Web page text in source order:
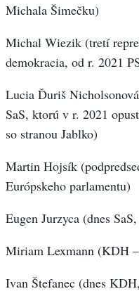
Michala Šimečku)
Michal Wiezik (tretí
demokracia, od r. 2021
Lucia Ďuriš
SaS, ktorú v r. 2021
so stranou Jablko)
Martin Hojsík
Európskeho parlamentu)
Eugen Jurzyca (dnes
Miriam Lexmann (KDH
Ivan Štefanec (dnes